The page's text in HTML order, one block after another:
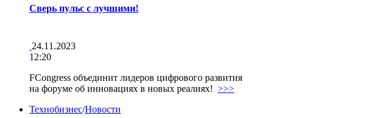
Сверь пульс с лучшими!
24.11.2023
12:20
FCongress объединит лидеров цифрового развития
на форуме об инновациях в новых реалиях! >>>
Технобизнес/Новости